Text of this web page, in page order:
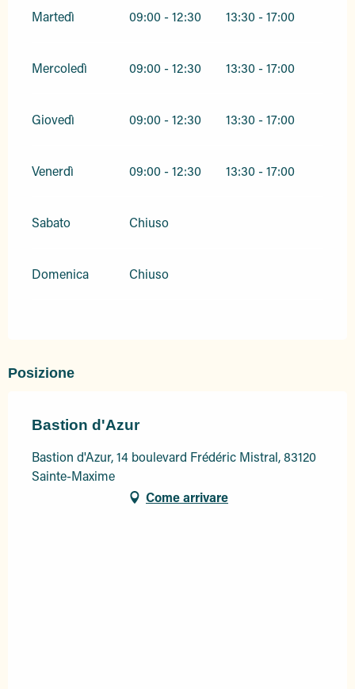
Martedì 09:00 - 12:30 13:30 - 17:00
Mercoledì 09:00 - 12:30 13:30 - 17:00
Giovedì 09:00 - 12:30 13:30 - 17:00
Venerdì 09:00 - 12:30 13:30 - 17:00
Sabato Chiuso
Domenica Chiuso
Posizione
Bastion d'Azur
Bastion d'Azur, 14 boulevard Frédéric Mistral, 83120
Sainte-Maxime
Come arrivare